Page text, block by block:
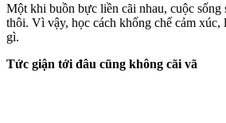
Một khi buồn bực liền cãi nhau, cuộc sống
thôi. Vì vậy, học cách khống chế cảm xúc,
gì.
Tức giận tới đâu cũng không cãi vã